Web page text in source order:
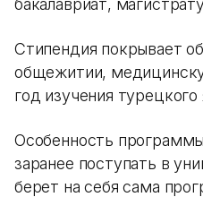
бакалавриат,
Стипендия покрывает
общежитии,
год изучения турецкого
Особенность
заранее поступать в
берет на себя сама